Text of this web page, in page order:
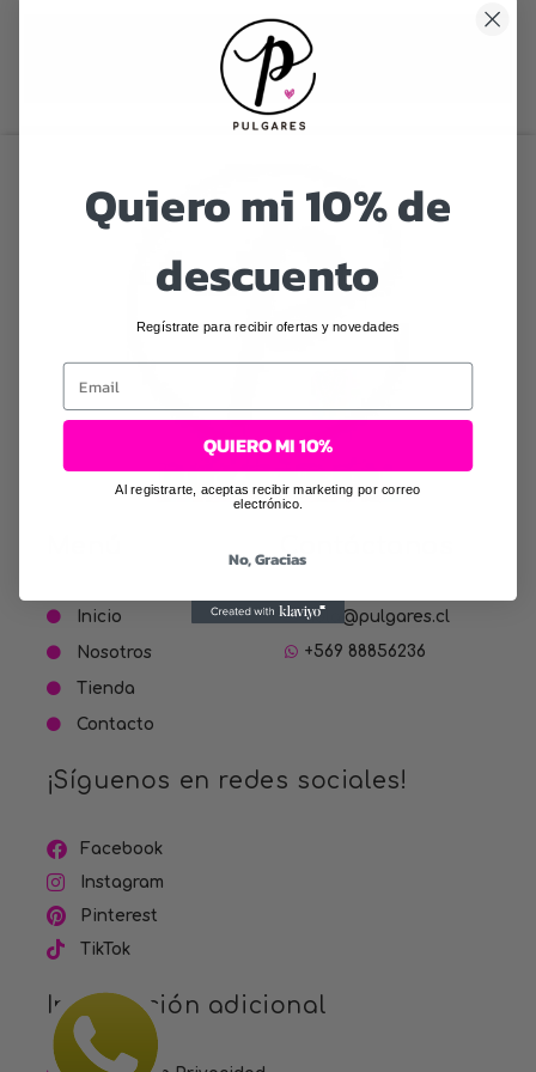
No se han encontrado productos que
coincidan con tu selección.
Inicio
Nosotros
Tienda
Contacto
hola@pulgares.cl
+569 88856236
¡Síguenos en redes sociales!
Facebook
Instagram
Pinterest
TikTok
Información adicional
Quiero mi 10% de
descuento
Regístrate para recibir ofertas y novedades
Email
QUIERO MI 10%
Al registrarte, aceptas recibir marketing por correo
electrónico.
No, Gracias